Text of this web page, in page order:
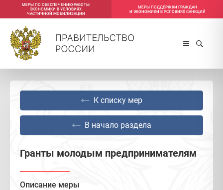
МЕРЫ ПО ОБЕСПЕЧЕНИЮ РАБОТЫ
ЭКОНОМИКИ В УСЛОВИЯХ
ЧАСТИЧНОЙ МОБИЛИЗАЦИИ
МЕРЫ ПОДДЕРЖКИ ГРАЖДАН
И ЭКОНОМИКИ В УСЛОВИЯХ САНКЦИЙ
В начало раздела
К списку мер
Гранты молодым предпринимателям
Описание меры